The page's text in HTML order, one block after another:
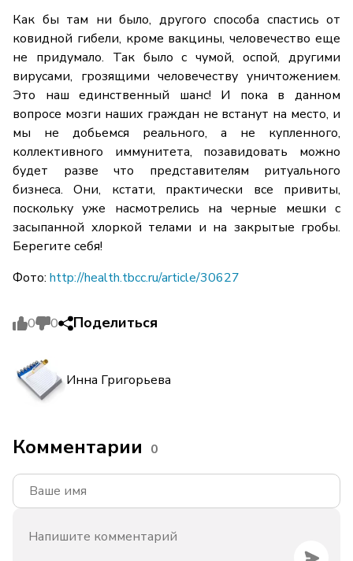
Как бы там ни было, другого способа спастись от
ковидной гибели, кроме вакцины, человечество еще
не придумало. Так было с чумой, оспой, другими
вирусами, грозящими человечеству уничтожением.
Это наш единственный шанс! И пока в данном
вопросе мозги наших граждан не встанут на место, и
мы не добьемся реального, а не купленного,
коллективного иммунитета, позавидовать можно
будет разве что представителям ритуального
бизнеса. Они, кстати, практически все привиты,
поскольку уже насмотрелись на черные мешки с
засыпанной хлоркой телами и на закрытые гробы.
Берегите себя!
Фото: http://health.tbcc.ru/article/30627
0 0 Поделиться
Инна Григорьева
Комментарии 0